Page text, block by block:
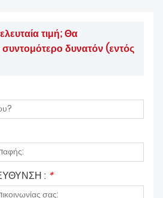
τιμή; Θα
δυνατόν (εντός
: *